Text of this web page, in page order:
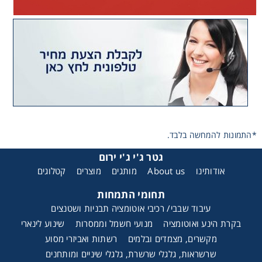
*התמונות להמחשה בלבד.
גטר ג'י ג'י ירום
אודותינו About us מותגים מוצרים קטלוגים
תחומי התמחות
עיבוד שבבי/ רכיבי אוטומציה תבניות ושטנצים
בקרת הינע ואוטומציה
מנועי חשמל וממסרות
שינוע לינארי
מקשרים, מצמדים ובלמים
רשתות ואביזרי מסוע
שרשראות, גלגלי שרשרת, גלגלי שיניים ומותחנים
רשתות פלסטיק מודולריות סיבוביות